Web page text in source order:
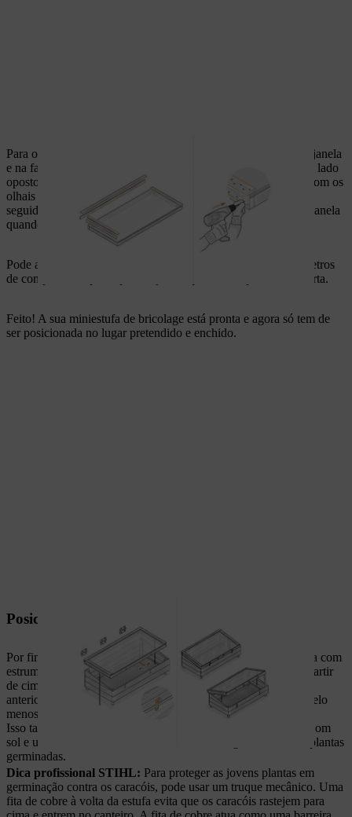
Para o mecanismo de rebatimento, aplique as 3 dobradiças na janela
e na face superior da estufa de caixa. Fixe a pega para abrir do lado
oposto ao do caixilho da janela e monte os ganchos de metal com os
olhais de suspensão para um fechamento seguro da janela. Em
seguida, deverá colocar as correntes de esferas para segurar a janela
quando estiver aberta.
Pode agora preparar uma madeira esquadriada com 10 centímetros
de comprimento para apoiar a janela quando for para ficar aberta.
Feito! A sua miniestufa de bricolage está pronta e agora só tem de
ser posicionada no lugar pretendido e enchido.
Posicionar a estufa
Por fim, a estufa é colocada no local onde irá ficar já preparada com
estrume, composto e terra de jardim. Agora, encha a estufa a partir
de cima com húmus e veja se a rede de arame agrafada
anteriormente fica bem coberta em toda a sua extensão com, pelo
menos, 20 cm de terra.
Isso também já está feito! A sua estufa de jardim está pronta. Com
sol e um acesso fácil, em breve terá alfaces, legumes e outras plantas
germinadas.
Dica profissional STIHL: Para proteger as jovens plantas em
germinação contra os caracóis, pode usar um truque mecânico. Uma
fita de cobre à volta da estufa evita que os caracóis rastejem para